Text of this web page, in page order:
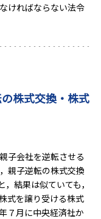
ければならない法令
株式交換・株式
子会社を逆転させる
親子逆転の株式交換
結果は似ていても，
式を譲り受ける株式
７月に中央経済社か